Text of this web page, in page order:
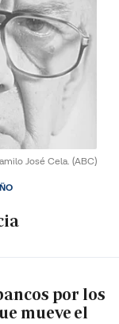
José Cela. (ABC)
por los
mueve el